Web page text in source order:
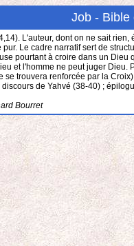
Job - Bible
L'auteur, dont on ne sait
Le cadre narratif sert de
pourtant à croire dans un
et l'homme ne peut juger
trouvera renforcée par la
de Yahvé (38-40) ;
Bourret